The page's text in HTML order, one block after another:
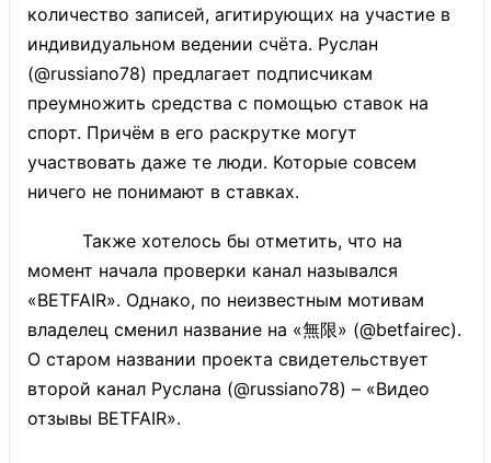
количество записей, агитирующих на участие в
индивидуальном ведении счёта. Руслан
(@russiano78) предлагает подписчикам
преумножить средства с помощью ставок на
спорт. Причём в его раскрутке могут
участвовать даже те люди. Которые совсем
ничего не понимают в ставках.
Также хотелось бы отметить, что на
момент начала проверки канал назывался
«BETFAIR». Однако, по неизвестным мотивам
владелец сменил название на «無限» (@betfairec).
О старом названии проекта свидетельствует
второй канал Руслана (@russiano78) – «Видео
отзывы BETFAIR».